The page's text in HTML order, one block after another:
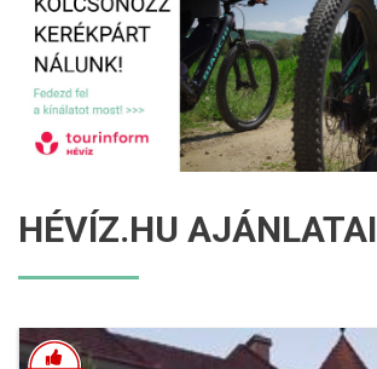
HÉVÍZ.HU AJÁNLATAI